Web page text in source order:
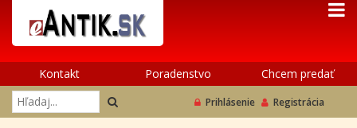
Kontakt Poradenstvo Chcem predať
Prihlásenie Registrácia